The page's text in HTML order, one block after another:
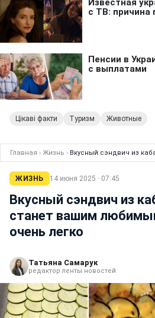
Цікаві факти Туризм Животные
Главная › Жизнь › Вкусный сэндвич из
ЖИЗНЬ 14 июня 2025 · 07:45
Вкусный сэндвич из
станет вашим
очень легко
Татьяна Самарук
редактор ленты новостей